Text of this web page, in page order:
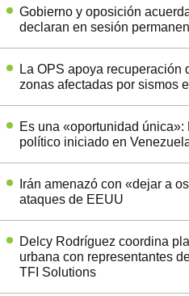
Gobierno y oposición
declaran en sesión
La OPS apoya recuperación
zonas afectadas por sismos
Es una «oportunidad
político iniciado en
Irán amenazó con «dejar a
ataques de EEUU
Delcy Rodríguez coordina
urbana con representantes
TFI Solutions